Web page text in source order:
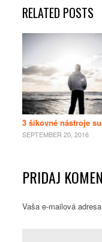
RELATED POSTS
3 šikovné nástroje
SEPTEMBER 20, 2016
PRIDAJ
Vaša e-mailová